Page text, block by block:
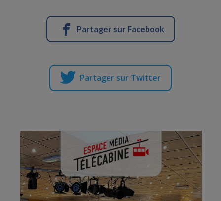
Partager sur Facebook
Partager sur Twitter